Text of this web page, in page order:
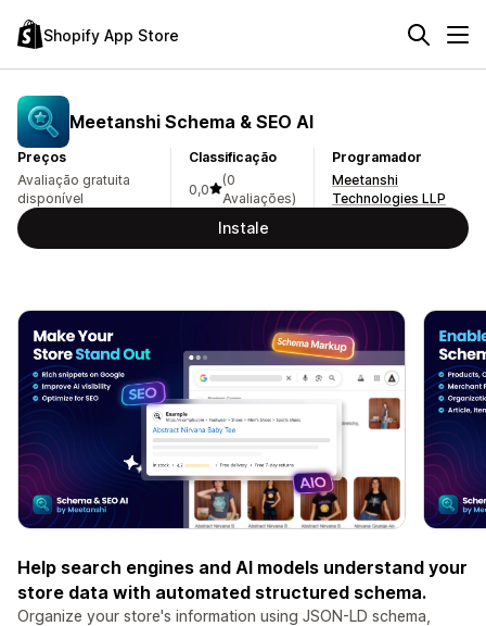
Shopify App Store
Meetanshi Schema & SEO AI
Preços
Avaliação gratuita
disponível
Classificação
0,0
(0
Avaliações)
Programador
Meetanshi
Technologies LLP
Instale
Help search engines and AI models understand your
store data with automated structured schema.
Organize your store's information using JSON-LD schema,